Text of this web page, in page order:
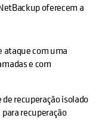
oferecem a
ataque com uma
e com
recuperação isolado
recuperação